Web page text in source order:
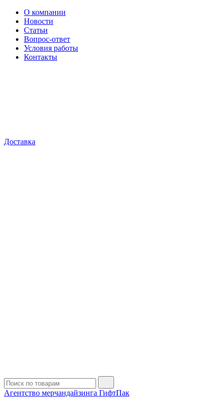
О компании
Новости
Статьи
Вопрос-ответ
Условия работы
Контакты
Доставка
Агентство мерчандайзинга ГифтПак